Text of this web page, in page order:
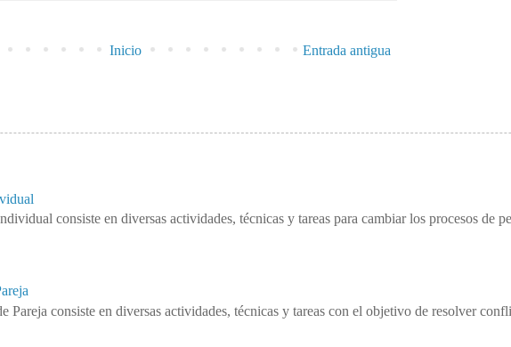
Entrada antigua
Inicio
consiste en diversas actividades, técnicas y tareas para cambiar los procesos de
Pareja consiste en diversas actividades, técnicas y tareas con el objetivo de resolver